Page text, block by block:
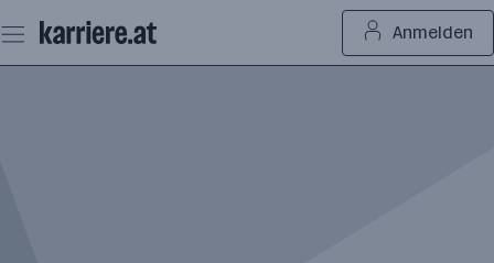
Seiteninhalt
springen
Anmelden